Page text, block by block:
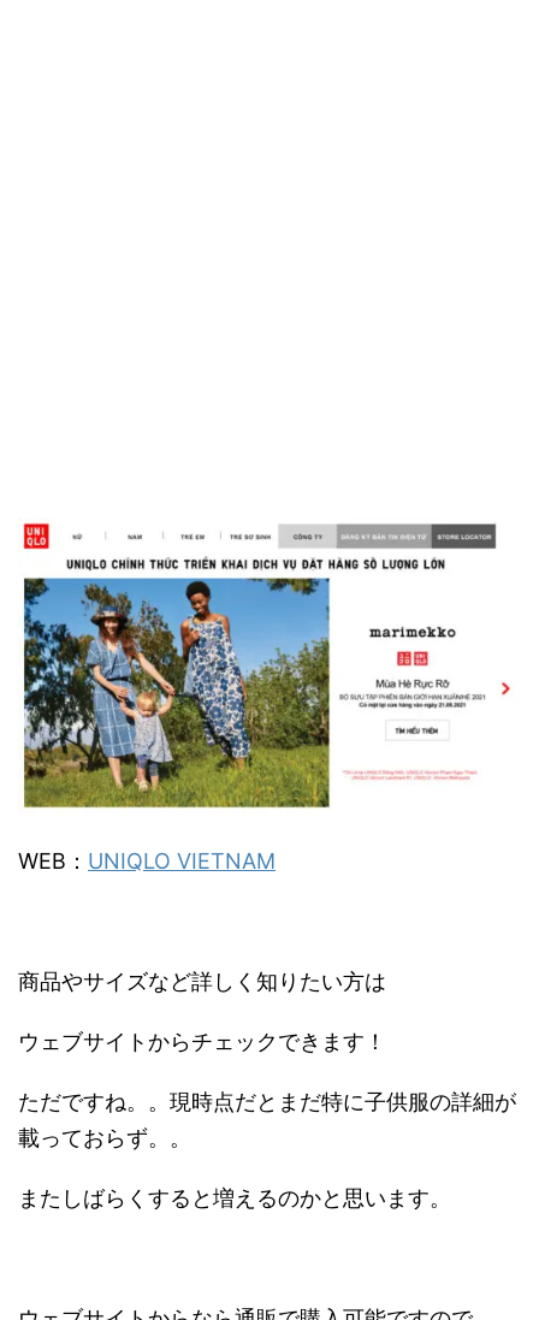
WEB： UNIQLO VIETNAM
商品やサイズなど詳しく知りたい方は
ウェブサイトからチェックできます！
ただですね。。現時点だとまだ特に子供服の詳細が
載っておらず。。
またしばらくすると増えるのかと思います。